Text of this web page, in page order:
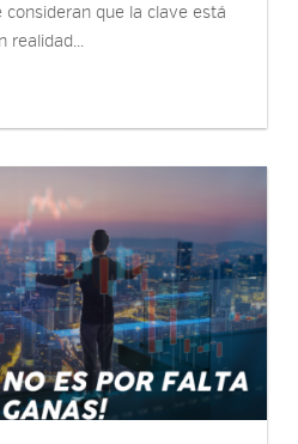
que la clave está
realidad...